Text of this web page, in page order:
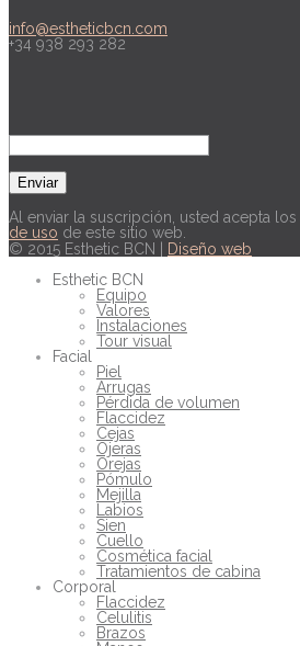
info@estheticbcn.com
+34 938 293 282
Al enviar la suscripción, usted acepta los
de uso de este sitio web.
© 2015 Esthetic BCN | Diseño web
Esthetic BCN
Equipo
Valores
Instalaciones
Tour visual
Facial
Piel
Arrugas
Pérdida de volumen
Flaccidez
Cejas
Ojeras
Orejas
Pómulo
Mejilla
Labios
Sien
Cuello
Cosmética facial
Tratamientos de cabina
Corporal
Flaccidez
Celulitis
Brazos